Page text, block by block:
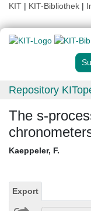
KIT | KIT-Bibliothek |
Repository
The s-
Kaeppeler, F.
Export